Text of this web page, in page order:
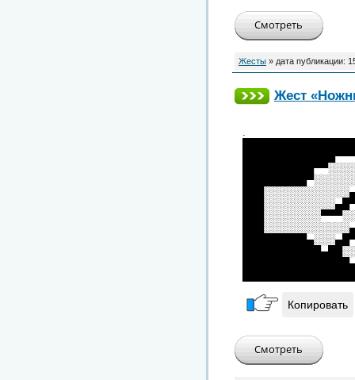
Жесты » дата публикации:
Жест
.
Копировать